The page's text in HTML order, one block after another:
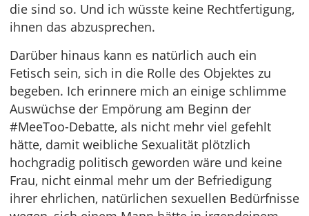
die sind so. Und ich wüsste keine Rechtfertigung,
ihnen das abzusprechen.
Darüber hinaus kann es natürlich auch ein
Fetisch sein, sich in die Rolle des Objektes zu
begeben. Ich erinnere mich an einige schlimme
Auswüchse der Empörung am Beginn der
#MeeToo-Debatte, als nicht mehr viel gefehlt
hätte, damit weibliche Sexualität plötzlich
hochgradig politisch geworden wäre und keine
Frau, nicht einmal mehr um der Befriedigung
ihrer ehrlichen, natürlichen sexuellen Bedürfnisse